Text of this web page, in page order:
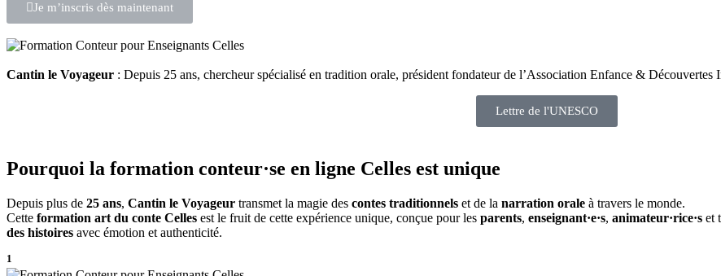
Je m’inscris dès maintenant
Cantin le Voyageur : Depuis 25 ans, chercheur spécialisé en tradition orale, président fondateur de l’Association Enfance & Découvertes
Lettre de l'UNESCO
Pourquoi la formation conteur·se en ligne Celles est unique
Depuis plus de 25 ans, Cantin le Voyageur transmet la magie des contes traditionnels et de la narration orale à travers le monde.
Cette formation art du conte Celles est le fruit de cette expérience unique, conçue pour les parents, enseignant·e·s, animateur·rice·s et
des histoires avec émotion et authenticité.
1